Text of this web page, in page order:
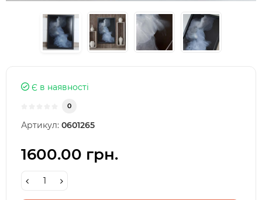
Є в наявності
0
Артикул: 0601265
1600.00 грн.